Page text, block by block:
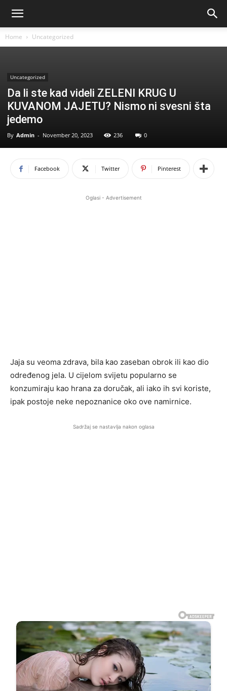
Home Uncategorized
Uncategorized
Da li ste kad videli ZELENI KRUG U
KUVANOM JAJETU? Nismo ni svesni šta
jedemo
By Admin - November 20, 2023 236 0
Facebook Twitter Pinterest
Oglasi - Advertisement
Jaja su veoma zdrava, bila kao zaseban obrok ili kao dio
određenog jela. U cijelom svijetu popularno se
konzumiraju kao hrana za doručak, ali iako ih svi koriste,
ipak postoje neke nepoznanice oko ove namirnice.
Sadržaj se nastavlja nakon oglasa